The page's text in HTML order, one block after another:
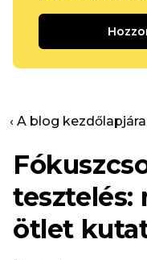
‹ A blog kezdőlapjára
tesztelés:
ötlet